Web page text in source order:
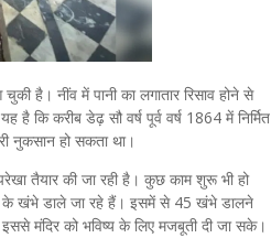
है। नींव में पानी का लगातार रिसाव होने से
करीब डेढ़ सौ वर्ष पूर्व वर्ष 1864 में निर्मित
नुकसान हो सकता था।
तैयार की जा रही है। कुछ काम शुरू भी हो
के खंभे डाले जा रहे हैं। इसमें से 45 खंभे डालने
मंदिर को भविष्य के लिए मजबूती दी जा सके।